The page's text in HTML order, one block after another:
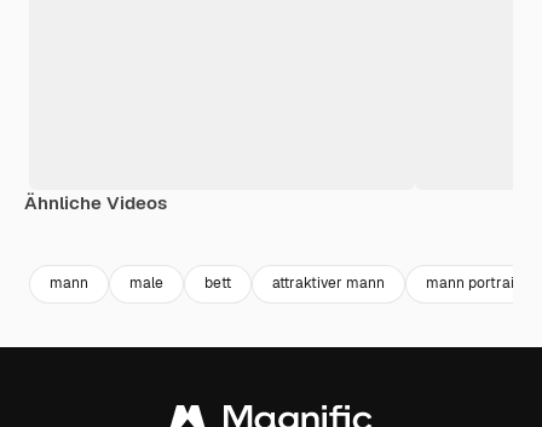
Ähnliche Videos
mann male bett attraktiver mann mann portrait